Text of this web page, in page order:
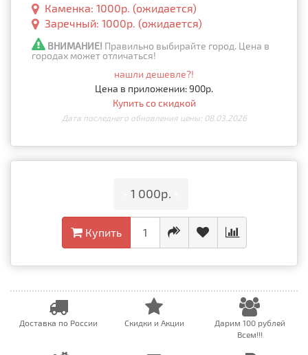
Каменка: 1000р. (ожидается)
Заречный: 1000р. (ожидается)
ВНИМАНИЕ! Правильно выбирайте город. Цена в
городах может отличаться!
нашли дешевле?!
Цена в приложении: 900р.
Купить со скидкой
Дата последнего обновления цены: 08.03.2026
1 000р.
Купить
Доставка по России Скидки и Акции
Дарим 100 рублей
Всем!!!